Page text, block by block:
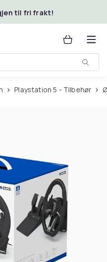
til fri frakt!
Playstation 5 - Tilbehør